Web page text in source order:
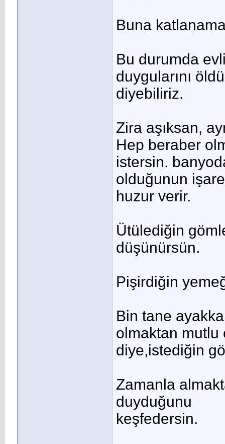
Buna
Bu durumda
duygularını
diyebiliriz.
Zira aşıksan,
Hep beraber
istersin.
olduğunun
huzur verir.
Ütülediğin
düşünürsün.
Pişirdiğin
Bin tane
olmaktan mutlu
diye,istediğin
Zamanla
duyduğunu
keşfedersin.